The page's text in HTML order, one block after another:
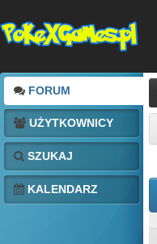
FORUM
UŻYTKOWNICY
SZUKAJ
KALENDARZ